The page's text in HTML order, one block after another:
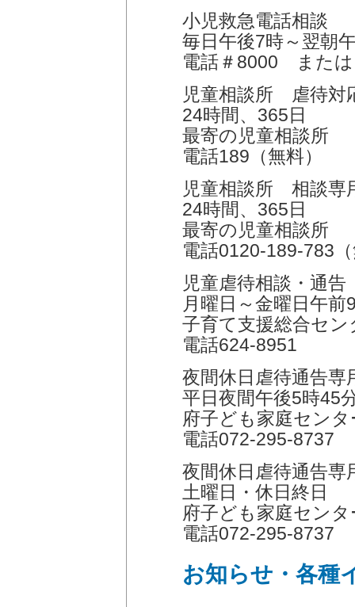
小児救急電話相談
毎日午後7時～翌朝
電話＃8000 また
児童相談所 虐待対
24時間、365日
最寄の児童相談所
電話189（無料）
児童相談所 相談専
24時間、365日
最寄の児童相談所
電話0120-189-783
児童虐待相談・通告
月曜日～金曜日午前
子育て支援総合セ
電話624-8951
夜間休日虐待通告専
平日夜間午後5時45
府子ども家庭センタ
電話072-295-8737
夜間休日虐待通告専
土曜日・休日終日
府子ども家庭センタ
電話072-295-8737
お知らせ・各種